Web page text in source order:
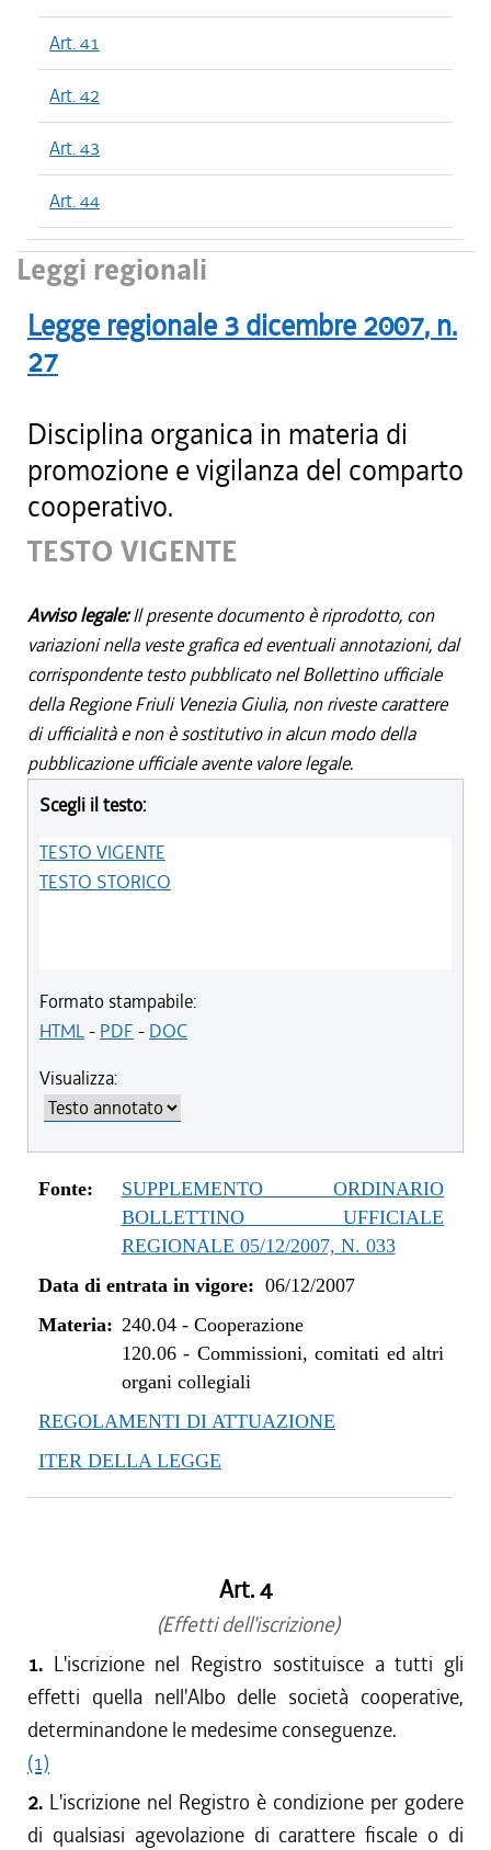
Art. 41
Art. 42
Art. 43
Art. 44
Leggi regionali
Legge regionale 3 dicembre 2007, n.
27
Disciplina organica in materia di
promozione e vigilanza del comparto
cooperativo.
TESTO VIGENTE
Avviso legale:Il presente documento è riprodotto, con
variazioni nella veste grafica ed eventuali annotazioni, dal
corrispondente testo pubblicato nel Bollettino ufficiale
della Regione Friuli Venezia Giulia, non riveste carattere
di ufficialità e non è sostitutivo in alcun modo della
pubblicazione ufficiale avente valore legale.
Scegli il testo:
TESTO VIGENTE
TESTO STORICO
Formato stampabile:
HTML- PDF - DOC
Visualizza:
Fonte:
SUPPLEMENTO ORDINARIO
BOLLETTINO UFFICIALE
REGIONALE 05/12/2007, N. 033
Data di entrata in vigore: 06/12/2007
Materia: 240.04- Cooperazione
120.06- Commissioni, comitati ed altri
organi collegiali
REGOLAMENTI DI ATTUAZIONE
ITER DELLA LEGGE
Art. 4
(Effetti dell'iscrizione)
1. L'iscrizione nel Registro sostituisce a tutti gli
effetti quella nell'Albo delle società cooperative,
determinandone le medesime conseguenze.
(1)
2. L'iscrizione nel Registro è condizione per godere
di qualsiasi agevolazione di carattere fiscale o di